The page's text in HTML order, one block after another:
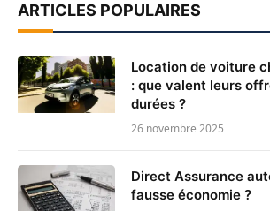
ARTICLES POPULAIRES
Location de voiture
: que valent leurs
durées ?
26 novembre 2025
Direct Assurance
fausse économie ?